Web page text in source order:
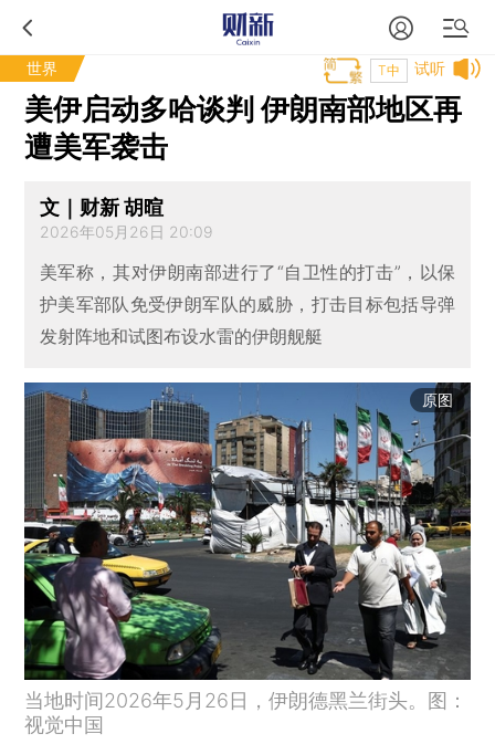
世界 试听
T中
美伊启动多哈谈判 伊朗南部地区再
遭美军袭击
文｜财新 胡暄
2026年05月26日 20:09
美军称，其对伊朗南部进行了“自卫性的打击”，以保
护美军部队免受伊朗军队的威胁，打击目标包括导弹
发射阵地和试图布设水雷的伊朗舰艇
原图
当地时间2026年5月26日，伊朗德黑兰街头。图：
视觉中国